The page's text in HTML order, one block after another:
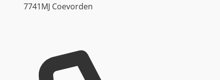
7741MJ Coevorden